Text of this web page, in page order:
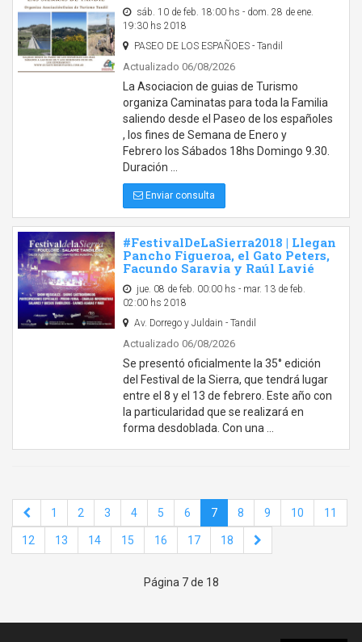
sáb. 10 de feb. 18:00 hs - dom. 28 de ene.
19:30 hs 2018
PASEO DE LOS ESPAÑOES - Tandil
Actualizado 06/08/2026
La Asociacion de guias de Turismo
organiza Caminatas para toda la Familia
saliendo desde el Paseo de los españoles
, los fines de Semana de Enero y
Febrero los Sábados 18hs Domingo 9.30.
Duración …
Enviar consulta
#FestivalDeLaSierra2018 | Llegan
Pancho Figueroa, el Gato Peters,
Facundo Saravia y Raúl Lavié
jue. 08 de feb. 00:00 hs - mar. 13 de feb.
02:00 hs 2018
Av. Dorrego y Juldain - Tandil
Actualizado 06/08/2026
Se presentó oficialmente la 35° edición
del Festival de la Sierra, que tendrá lugar
entre el 8 y el 13 de febrero. Este año con
la particularidad que se realizará en
forma desdoblada. Con una …
1 2 3 4 5 6 7 8 9 10 11
12 13 14 15 16 17 18
Página 7 de 18